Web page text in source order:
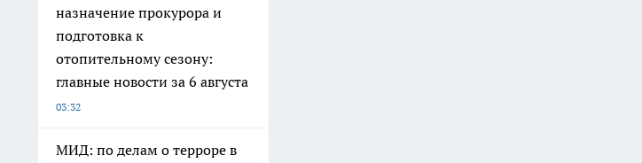
назначение прокурора и
подготовка к
отопительному сезону:
главные новости за 6 августа
03:32
МИД: по делам о терроре в